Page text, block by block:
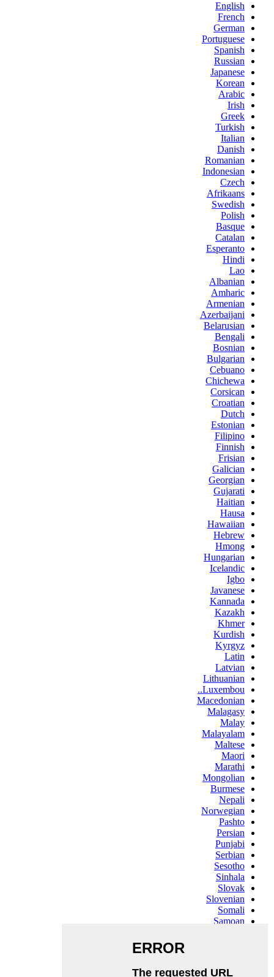
English
French
German
Portuguese
Spanish
Russian
Japanese
Korean
Arabic
Irish
Greek
Turkish
Italian
Danish
Romanian
Indonesian
Czech
Afrikaans
Swedish
Polish
Basque
Catalan
Esperanto
Hindi
Lao
Albanian
Amharic
Armenian
Azerbaijani
Belarusian
Bengali
Bosnian
Bulgarian
Cebuano
Chichewa
Corsican
Croatian
Dutch
Estonian
Filipino
Finnish
Frisian
Galician
Georgian
Gujarati
Haitian
Hausa
Hawaiian
Hebrew
Hmong
Hungarian
Icelandic
Igbo
Javanese
Kannada
Kazakh
Khmer
Kurdish
Kyrgyz
Latin
Latvian
Lithuanian
Luxembou..
Macedonian
Malagasy
Malay
Malayalam
Maltese
Maori
Marathi
Mongolian
Burmese
Nepali
Norwegian
Pashto
Persian
Punjabi
Serbian
Sesotho
Sinhala
Slovak
Slovenian
Somali
Samoan